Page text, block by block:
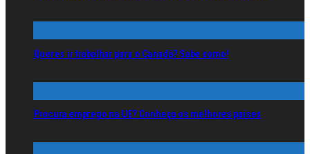
Queres ir trabalhar para o Canadá? Sabe como!
Procura emprego na UE? Conheça os melhores países